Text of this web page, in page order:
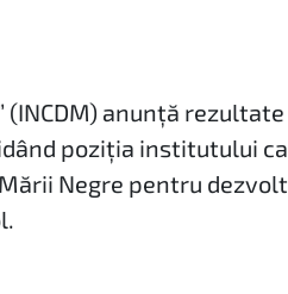
anunță
poziția institutului
Negre pentru